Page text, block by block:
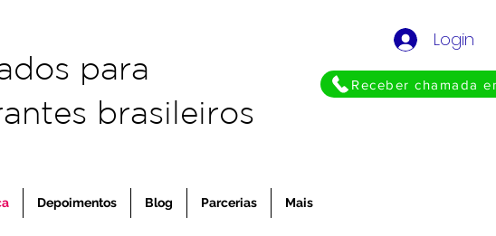
Login
para
brasileiros
Receber chamada
Depoimentos Blog Parcerias Mais